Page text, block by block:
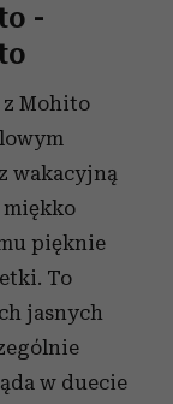
-
z Mohito
wakacyjną
miękko
pięknie
To
jasnych
w duecie